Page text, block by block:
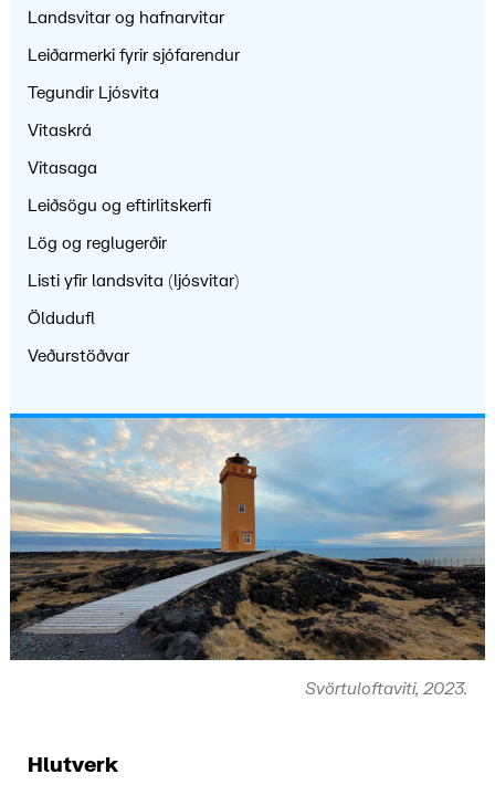
Landsvitar og hafnarvitar
Leiðarmerki fyrir sjófarendur
Tegundir Ljósvita
Vitaskrá
Vitasaga
Leiðsögu og eftirlitskerfi
Lög og reglugerðir
Listi yfir landsvita (ljósvitar)
Öldudufl
Veðurstöðvar
Leiðarmerki fyrir sjófarendurTegundir LjósvitaVitaskrá Vitasaga
Svörtuloftaviti, 2023.
Hlutverk